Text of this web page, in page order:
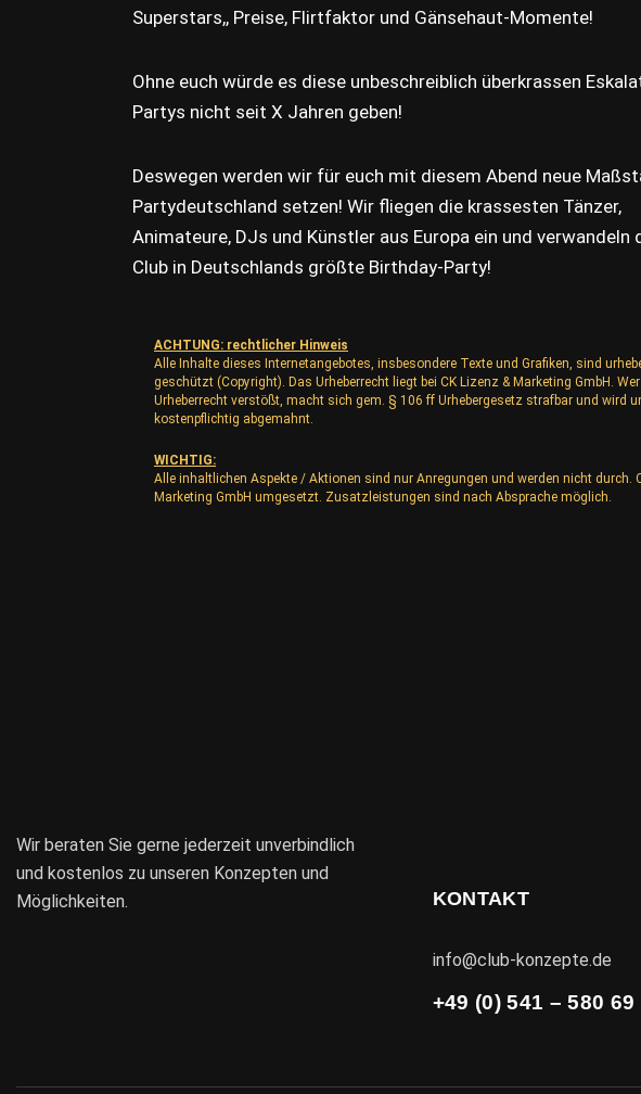
Superstars,, Preise, Flirtfaktor und Gänsehaut-Momente!
Ohne euch würde es diese unbeschreiblich überkrassen
Partys nicht seit X Jahren geben!
Deswegen werden wir für euch mit diesem Abend neue
Partydeutschland setzen! Wir fliegen die krassesten Tänzer,
Animateure, DJs und Künstler aus Europa ein und verwandeln
Club in Deutschlands größte Birthday-Party!
ACHTUNG: rechtlicher Hinweis
Alle Inhalte dieses Internetangebotes, insbesondere Texte und Grafiken, sind
geschützt (Copyright). Das Urheberrecht liegt bei CK Lizenz & Marketing GmbH.
Urheberrecht verstößt, macht sich gem. § 106 ff Urhebergesetz strafbar und wird
kostenpflichtig abgemahnt.
WICHTIG:
Alle inhaltlichen Aspekte / Aktionen sind nur Anregungen und werden nicht durch.
Marketing GmbH umgesetzt. Zusatzleistungen sind nach Absprache möglich.
Wir beraten Sie gerne jederzeit unverbindlich
und kostenlos zu unseren Konzepten und
Möglichkeiten.
KONTAKT
info@club-konzepte.de
+49 (0) 541 – 580 69